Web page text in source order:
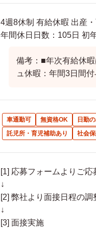
4週8休制 有給休暇 出産
年間休日日数：105日 初
備考：■年次有給休
ュ休暇：年間3日間
車通勤可 無資格OK 日勤
託児所・育児補助あり
社会
[1] 応募フォームよりご応
↓
[2] 弊社より面接日程の
↓
[3] 面接実施